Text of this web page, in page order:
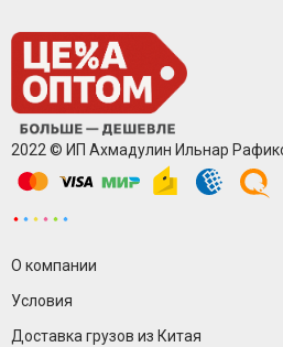
2022 © ИП Ахмадулин Ильнар
О компании
Условия
Доставка грузов из Китая